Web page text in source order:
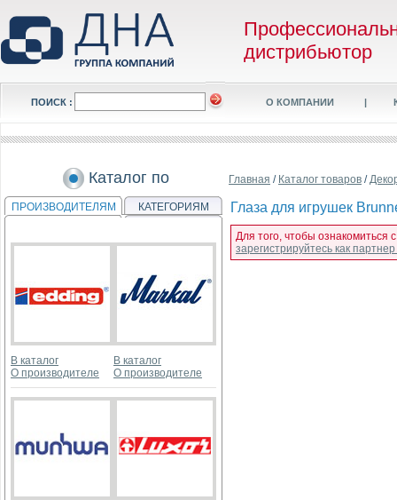
дистрибьютор
ПОИСК : О КОМПАНИИ |
Каталог по
ПРОИЗВОДИТЕЛЯМ КАТЕГОРИЯМ
В каталог
О производителе
В каталог
О производителе
Главная / Каталог товаров /
Глаза для игрушек
Для того, чтобы ознакомиться
зарегистрируйтесь как